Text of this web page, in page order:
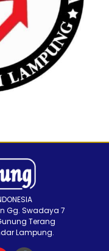
Gg. Swadaya 7
Terang
Lampung.